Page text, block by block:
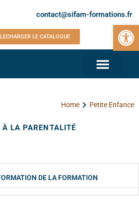
Ouvrir
contact@sifam-formations.fr
LE CATALOGUE
Home Petite Enfance
LA PARENTALITÉ
DE LA FORMATION